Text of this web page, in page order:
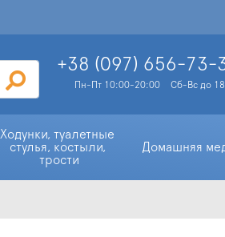
+38 (097) 656-73-
Пн-Пт 10:00-20:00 Сб-Вс до
Ходунки, туалетные
стулья, костыли,
трости
Домашняя